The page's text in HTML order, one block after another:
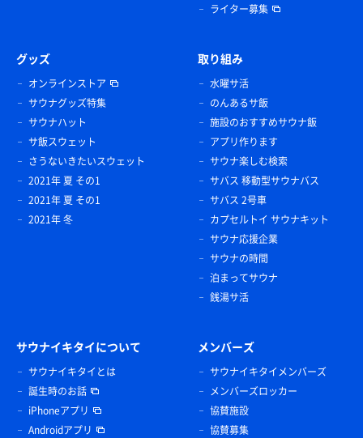
ライター募集
グッズ
オンラインストア
サウナグッズ特集
サウナハット
サ飯スウェット
さうないきたいスウェット
2021年 夏 その1
2021年 夏 その1
2021年 冬
取り組み
水曜サ活
のんあるサ飯
施設のおすすめサウナ飯
アプリ作ります
サウナ楽しむ検索
サバス 移動型サウナバス
サバス 2号車
カプセルトイ サウナキット
サウナ応援企業
サウナの時間
泊まってサウナ
銭湯サ活
サウナイキタイについて
サウナイキタイとは
誕生時のお話
iPhoneアプリ
Androidアプリ
メンバーズ
サウナイキタイメンバーズ
メンバーズロッカー
協賛施設
協賛募集